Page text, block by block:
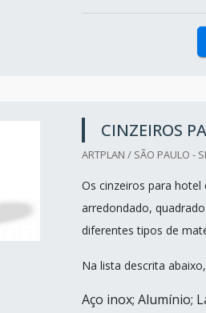
CINZEIROS
ARTPLAN / SÃO PAULO -
Os cinzeiros para
arredondado,
diferentes tipos de
Na lista descrita
Aço inox; Alumínio;